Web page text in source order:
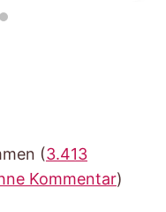
(3.413
Kommentar)